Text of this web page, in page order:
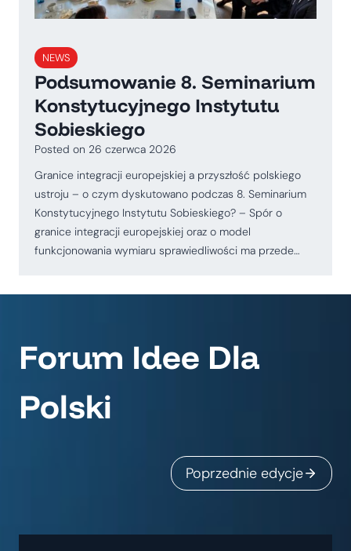
NEWS
Podsumowanie 8. Seminarium
Konstytucyjnego Instytutu
Sobieskiego
Posted on 26 czerwca 2026
Granice integracji europejskiej a przyszłość polskiego
ustroju – o czym dyskutowano podczas 8. Seminarium
Konstytucyjnego Instytutu Sobieskiego? – Spór o
granice integracji europejskiej oraz o model
funkcjonowania wymiaru sprawiedliwości ma przede…
Forum Idee Dla
Polski
Poprzednie edycje